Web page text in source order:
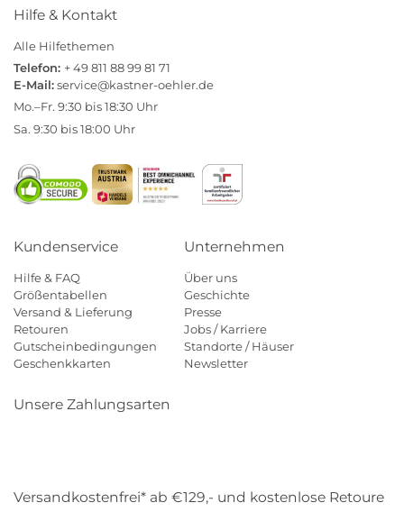
Hilfe & Kontakt
Alle Hilfethemen
Telefon: + 49 811 88 99 81 71
E-Mail:service@kastner-oehler.de
Mo.–Fr. 9:30 bis 18:30 Uhr
Sa. 9:30 bis 18:00 Uhr
Kundenservice
Hilfe & FAQ
Größentabellen
Versand & Lieferung
Retouren
Gutscheinbedingungen
Geschenkkarten
Unternehmen
Über uns
Geschichte
Presse
Jobs / Karriere
Standorte / Häuser
Newsletter
Unsere Zahlungsarten
Versandkostenfrei* ab €129,- und kostenlose Retoure